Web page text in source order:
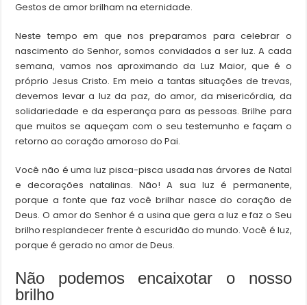
Gestos de amor brilham na eternidade.
Neste tempo em que nos preparamos para celebrar o
nascimento do Senhor, somos convidados a ser luz. A cada
semana, vamos nos aproximando da Luz Maior, que é o
próprio Jesus Cristo. Em meio a tantas situações de trevas,
devemos levar a luz da paz, do amor, da misericórdia, da
solidariedade e da esperança para as pessoas. Brilhe para
que muitos se aqueçam com o seu testemunho e façam o
retorno ao coração amoroso do Pai.
Você não é uma luz pisca-pisca usada nas árvores de Natal
e decorações natalinas. Não! A sua luz é permanente,
porque a fonte que faz você brilhar nasce do coração de
Deus. O amor do Senhor é a usina que gera a luz e faz o Seu
brilho resplandecer frente à escuridão do mundo. Você é luz,
porque é gerado no amor de Deus.
Não podemos encaixotar o nosso
brilho